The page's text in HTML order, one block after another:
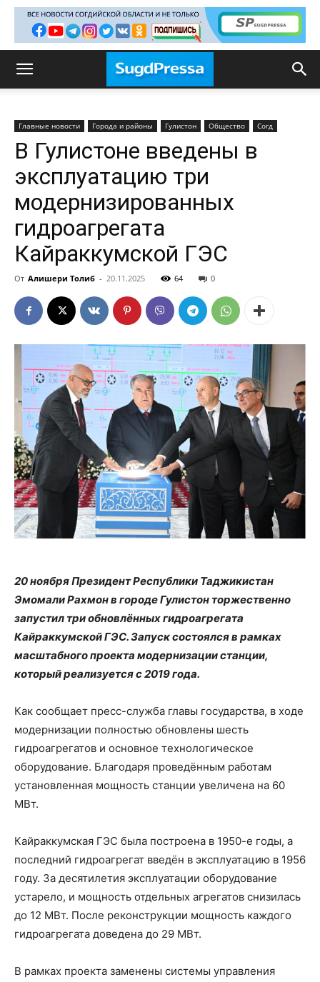
Главные новости Города и районы Гулистон Общество Согд
В Гулистоне введены в
эксплуатацию три
модернизированных
гидроагрегата
Кайраккумской ГЭС
От Алишери Толиб - 20.11.2025 64 0
20 ноября Президент Республики Таджикистан
Эмомали Рахмон в городе Гулистон торжественно
запустил три обновлённых гидроагрегата
Кайраккумской ГЭС. Запуск состоялся в рамках
масштабного проекта модернизации станции,
который реализуется с 2019 года.
Как сообщает пресс-служба главы государства, в ходе
модернизации полностью обновлены шесть
гидроагрегатов и основное технологическое
оборудование. Благодаря проведённым работам
установленная мощность станции увеличена на 60
МВт.
Кайраккумская ГЭС была построена в 1950-е годы, а
последний гидроагрегат введён в эксплуатацию в 1956
году. За десятилетия эксплуатации оборудование
устарело, и мощность отдельных агрегатов снизилась
до 12 МВт. После реконструкции мощность каждого
гидроагрегата доведена до 29 МВт.
В рамках проекта заменены системы управления